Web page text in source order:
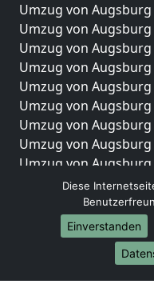
Umzug von Augsburg
Umzug von
Umzug von
Umzug von
Umzug von
Umzug von
Umzug von
Umzug von
Umzug von
Umzug von
Umzug von
Internationale-
Umzug von
Umzug von
Diese
Einverstanden